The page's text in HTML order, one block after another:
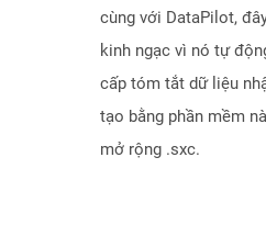
cùng với DataPilot,
kinh ngạc vì nó tự
cấp tóm tắt dữ liệu
tạo bằng phần mềm
mở rộng .sxc.